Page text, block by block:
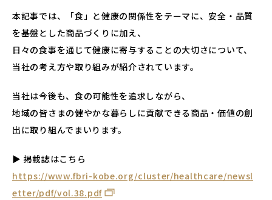
本記事では、「食」と健康の関係性をテーマに、安全・品質
を基盤とした商品づくりに加え、
日々の食事を通じて健康に寄与することの大切さについて、
当社の考え方や取り組みが紹介されています。
当社は今後も、食の可能性を追求しながら、
地域の皆さまの健やかな暮らしに貢献できる商品・価値の創
出に取り組んでまいります。
▶ 掲載誌はこちら
https://www.fbri-kobe.org/cluster/healthcare/newsl
etter/pdf/vol.38.pdf